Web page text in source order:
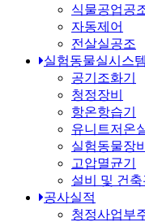
식물공업공
자동제어
전살실공조
실험동물실시스템
공기조화기
청정장비
항온항습기
유니트저온
실험동물장비
고압멸균기
설비 및 건축
공사실적
청정사업부